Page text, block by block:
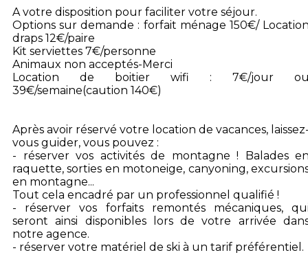
A votre disposition pour faciliter votre séjour.
Options sur demande : forfait ménage 150€/
draps 12€/paire
Kit serviettes 7€/personne
Animaux non acceptés-Merci
Location de boitier wifi : 7€/jour
39€/semaine(caution 140€)
Après avoir réservé votre location de vacances,
vous guider, vous pouvez :
- réserver vos activités de montagne ! Balades
raquette, sorties en motoneige, canyoning,
en montagne...
Tout cela encadré par un professionnel qualifié !
- réserver vos forfaits remontés mécaniques,
seront ainsi disponibles lors de votre arrivée
notre agence.
- réserver votre matériel de ski à un tarif préférentiel.